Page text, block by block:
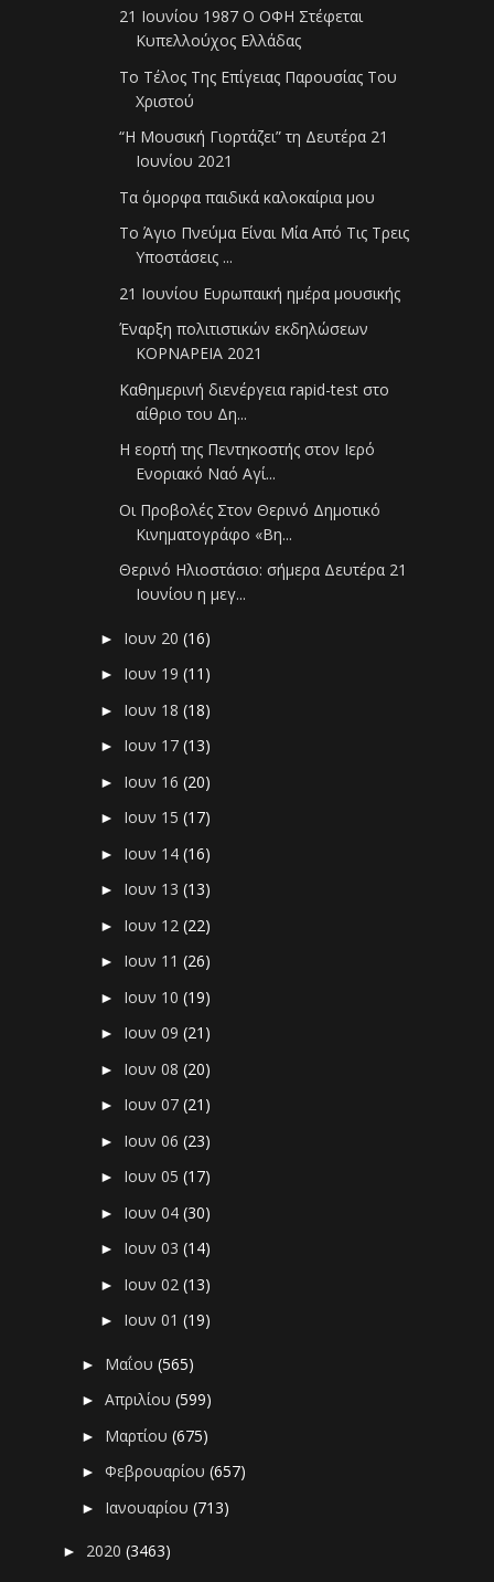
21 Ιουνίου 1987 Ο ΟΦΗ Στέφεται
Κυπελλούχος Ελλάδας
Το Τέλος Της Επίγειας Παρουσίας Του
Χριστού
“Η Μουσική Γιορτάζει” τη Δευτέρα 21
Ιουνίου 2021
Τα όμορφα παιδικά καλοκαίρια μου
Το Άγιο Πνεύμα Είναι Μία Από Τις Τρεις
Υποστάσεις ...
21 Ιουνίου Ευρωπαική ημέρα μουσικής
Έναρξη πολιτιστικών εκδηλώσεων
ΚΟΡΝΑΡΕΙΑ 2021
Καθημερινή διενέργεια rapid-test στο
αίθριο του Δη...
Η εορτή της Πεντηκοστής στον Ιερό
Ενοριακό Ναό Αγί...
Οι Προβολές Στον Θερινό Δημοτικό
Κινηματογράφο «Βη...
Θερινό Ηλιοστάσιο: σήμερα Δευτέρα 21
Ιουνίου η μεγ...
► Ιουν 20(16)
► Ιουν 19(11)
► Ιουν 18(18)
► Ιουν 17(13)
► Ιουν 16(20)
► Ιουν 15(17)
► Ιουν 14(16)
► Ιουν 13(13)
► Ιουν 12(22)
► Ιουν 11(26)
► Ιουν 10(19)
► Ιουν 09(21)
► Ιουν 08(20)
► Ιουν 07(21)
► Ιουν 06(23)
► Ιουν 05(17)
► Ιουν 04(30)
► Ιουν 03(14)
► Ιουν 02(13)
► Ιουν 01(19)
► Μαΐου(565)
►Απριλίου(599)
► Μαρτίου(675)
►Φεβρουαρίου(657)
► Ιανουαρίου(713)
► 2020(3463)